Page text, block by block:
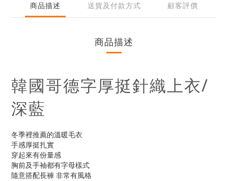
商品描述 送貨及付款方式 顧客評價
商品描述
韓國哥德字厚挺針織上衣/
深藍
冬季裡推薦的溫暖毛衣
手感厚挺扎實
穿起來有份量感
胸前及手袖都有字母樣式
隨意搭配長褲 非常有風格